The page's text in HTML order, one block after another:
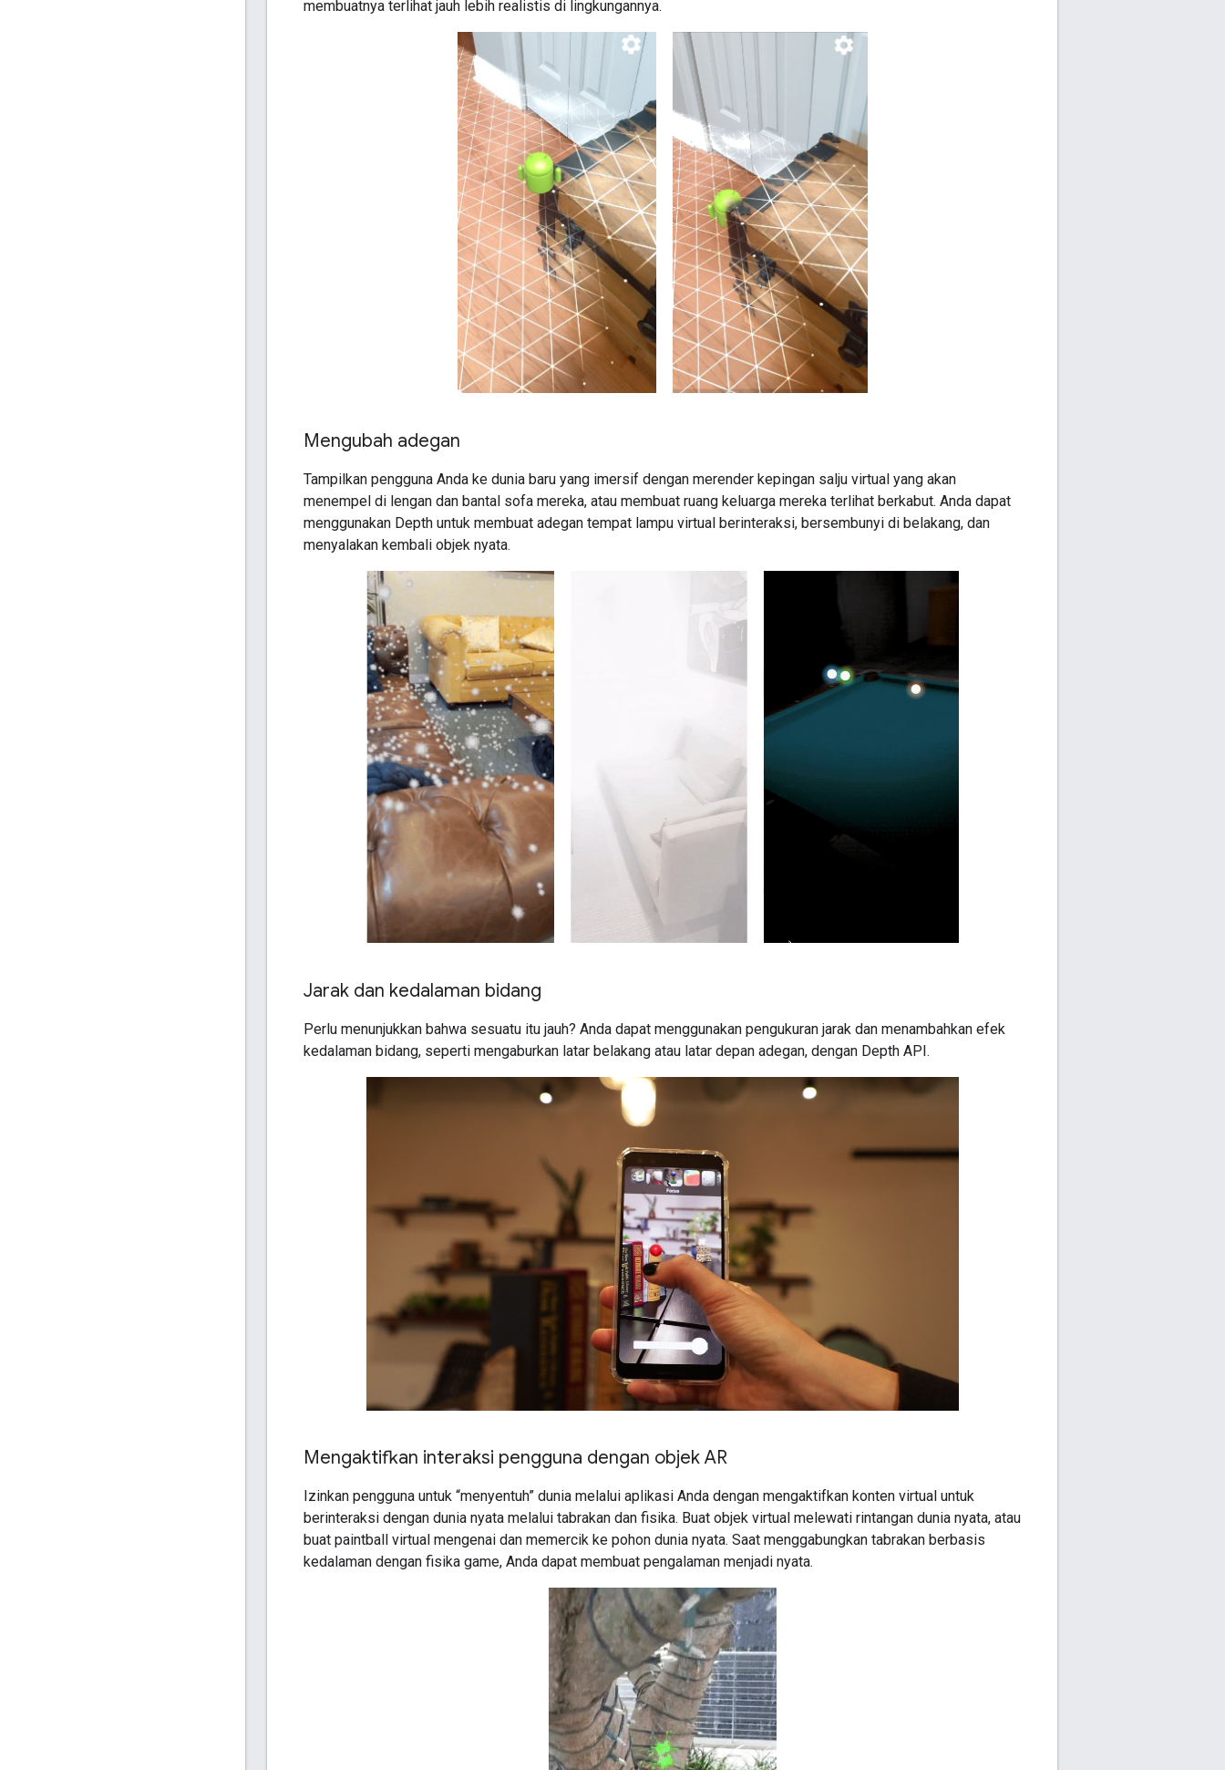
membuatnya terlihat jauh lebih realistis di lingkungannya.
Mengubah adegan
Tampilkan pengguna Anda ke dunia baru yang imersif dengan merender kepingan salju virtual yang akan
menempel di lengan dan bantal sofa mereka, atau membuat ruang keluarga mereka terlihat berkabut. Anda dapat
menggunakan Depth untuk membuat adegan tempat lampu virtual berinteraksi, bersembunyi di belakang, dan
menyalakan kembali objek nyata.
Jarak dan kedalaman bidang
Perlu menunjukkan bahwa sesuatu itu jauh? Anda dapat menggunakan pengukuran jarak dan menambahkan efek
kedalaman bidang, seperti mengaburkan latar belakang atau latar depan adegan, dengan Depth API.
Mengaktifkan interaksi pengguna dengan objek AR
Izinkan pengguna untuk “menyentuh” dunia melalui aplikasi Anda dengan mengaktifkan konten virtual untuk
berinteraksi dengan dunia nyata melalui tabrakan dan fisika. Buat objek virtual melewati rintangan dunia nyata, atau
buat paintball virtual mengenai dan memercik ke pohon dunia nyata. Saat menggabungkan tabrakan berbasis
kedalaman dengan fisika game, Anda dapat membuat pengalaman menjadi nyata.